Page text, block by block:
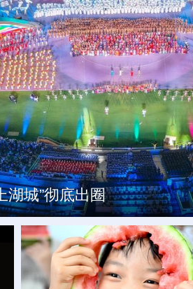
名曲跃然眼前，沉浸式
共同繁荣
片？
豚”登陆核心区
湖城”彻底出圈